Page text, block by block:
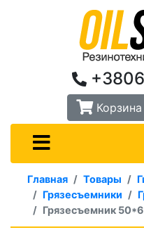
Главная Товары
Грязесъемники
Грязесъемник